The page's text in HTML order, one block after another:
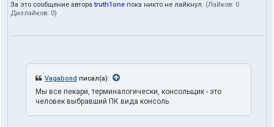
п
ь
в
е
л
За это сообщение автораtruth1one пока никто не лайкнул. (Лайков: 0 ·
Дизлайков: 0)
Vagabond писал(а):
Мы все пекари, терминалогически, консольщик - это
человек выбравший ПК вида консоль